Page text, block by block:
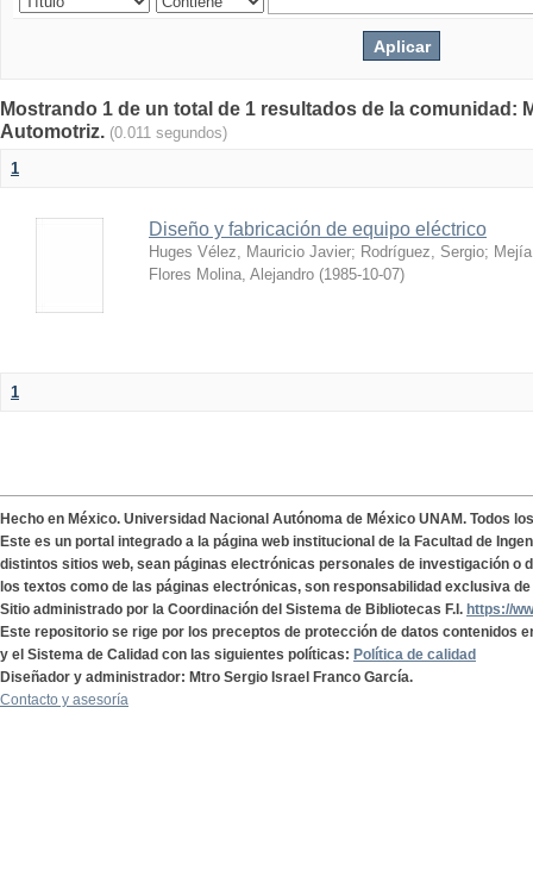
Mostrando 1 de un total de 1 resultados de la comunidad:
Automotriz. (0.011 segundos)
1
Diseño y fabricación de equipo eléctrico
Huges Vélez, Mauricio Javier; Rodríguez, Sergio;
Flores Molina, Alejandro (1985-10-07)
1
Hecho en México. Universidad Nacional Autónoma de México UNAM. Todos
Este es un portal integrado a la página web institucional de la Facultad de
distintos sitios web, sean páginas electrónicas personales de investigación o
los textos como de las páginas electrónicas, son responsabilidad exclusiva
Sitio administrado por la Coordinación del Sistema de Bibliotecas F.I. https://
Este repositorio se rige por los preceptos de protección de datos contenidos
y el Sistema de Calidad con las siguientes políticas: Política de calidad
Diseñador y administrador: Mtro Sergio Israel Franco García.
Contacto y asesoría